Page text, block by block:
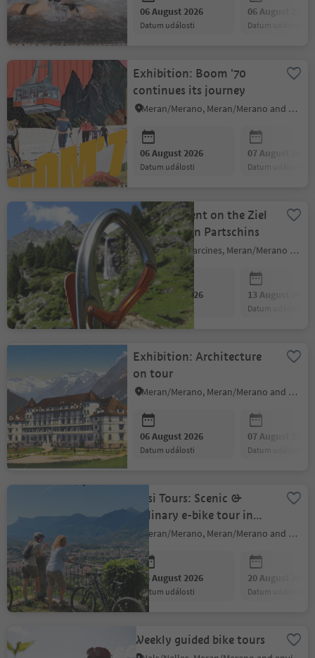
06 August 2026
datum události
06 August 2026
datum události
Exhibition: Boom '70
continues its journey
Meran/Merano, Meran/Merano and environs
06 August 2026
datum události
07 August 2026
datum události
Guided ascent on the Ziel
via ferrata in Partschins
Partschins/Parcines, Meran/Merano and environs
06 August 2026
datum události
13 August 2026
datum události
Exhibition: Architecture
on tour
Meran/Merano, Meran/Merano and environs
06 August 2026
datum události
07 August 2026
datum události
Sissi Tours: Scenic &
Culinary e-bike tour in
Passiria Valley
Meran/Merano, Meran/Merano and environs
06 August 2026
datum události
20 August 2026
datum události
Weekly guided bike tours